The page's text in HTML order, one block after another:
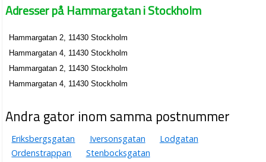
Adresser på Hammargatan i Stockholm
Hammargatan 2, 11430 Stockholm
Hammargatan 4, 11430 Stockholm
Hammargatan 2, 11430 Stockholm
Hammargatan 4, 11430 Stockholm
Andra gator inom samma postnummer
Eriksbergsgatan Iversonsgatan
Lodgatan
Ordenstrappan
Stenbocksgatan